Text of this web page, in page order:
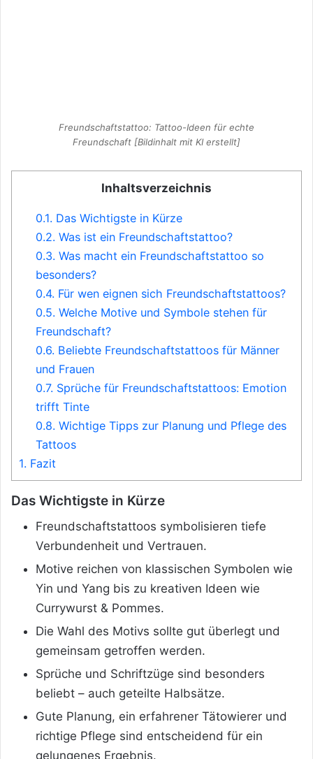
Freundschaftstattoo: Tattoo-Ideen für echte
Freundschaft [Bildinhalt mit KI erstellt]
Inhaltsverzeichnis
0.1. Das Wichtigste in Kürze
0.2. Was ist ein Freundschaftstattoo?
0.3. Was macht ein Freundschaftstattoo so
besonders?
0.4. Für wen eignen sich Freundschaftstattoos?
0.5. Welche Motive und Symbole stehen für
Freundschaft?
0.6. Beliebte Freundschaftstattoos für Männer
und Frauen
0.7. Sprüche für Freundschaftstattoos: Emotion
trifft Tinte
0.8. Wichtige Tipps zur Planung und Pflege des
Tattoos
1. Fazit
Das Wichtigste in Kürze
Freundschaftstattoos symbolisieren tiefe
Verbundenheit und Vertrauen.
Motive reichen von klassischen Symbolen wie
Yin und Yang bis zu kreativen Ideen wie
Currywurst & Pommes.
Die Wahl des Motivs sollte gut überlegt und
gemeinsam getroffen werden.
Sprüche und Schriftzüge sind besonders
beliebt – auch geteilte Halbsätze.
Gute Planung, ein erfahrener Tätowierer und
richtige Pflege sind entscheidend für ein
gelungenes Ergebnis.